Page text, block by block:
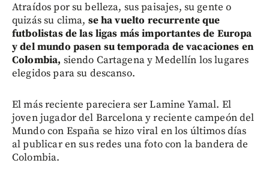
Atraídos por su belleza, sus paisajes, su gente o
quizás su clima, se ha vuelto recurrente que
futbolistas de las ligas más importantes de Europa
y del mundo pasen su temporada de vacaciones en
Colombia, siendo Cartagena y Medellín los lugares
elegidos para su descanso.
El más reciente pareciera ser Lamine Yamal. El
joven jugador del Barcelona y reciente campeón del
Mundo con España se hizo viral en los últimos días
al publicar en sus redes una foto con la bandera de
Colombia.